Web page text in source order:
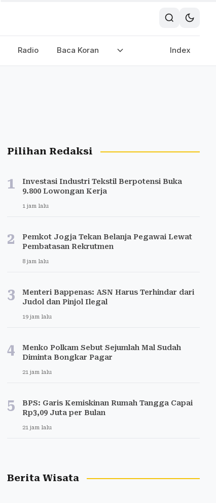
Radio Baca Koran Index
Pilihan Redaksi
1
Investasi Industri Tekstil Berpotensi Buka
9.800 Lowongan Kerja
1 jam lalu
2
Pemkot Jogja Tekan Belanja Pegawai Lewat
Pembatasan Rekrutmen
8 jam lalu
3
Menteri Bappenas: ASN Harus Terhindar dari
Judol dan Pinjol Ilegal
19 jam lalu
4
Menko Polkam Sebut Sejumlah Mal Sudah
Diminta Bongkar Pagar
21 jam lalu
5
BPS: Garis Kemiskinan Rumah Tangga Capai
Rp3,09 Juta per Bulan
21 jam lalu
Berita Wisata